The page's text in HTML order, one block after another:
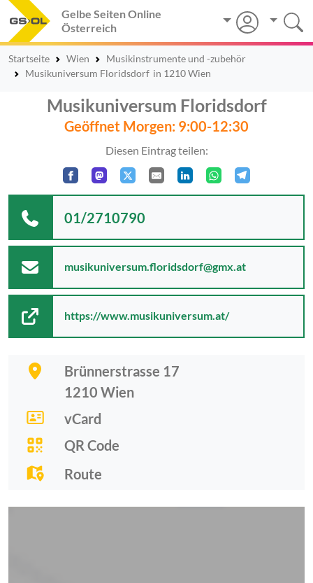
Gelbe Seiten Online
Österreich
Startseite Wien
Musikinstrumente und -zubehör
Musikuniversum Floridsdorf in 1210 Wien
Musikuniversum Floridsdorf
Geöffnet Morgen: 9:00-12:30
Diesen Eintrag teilen:
Brünnerstrasse 17
1210 Wien
vCard
QR Code
Route
01/2710790
musikuniversum.floridsdorf@gmx.at
https://www.musikuniversum.at/